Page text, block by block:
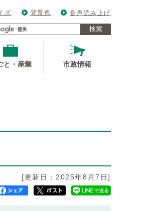
ズ 背景色 音声読み上げ
検索
と・産業 市政情報
[更新日：2025年8月7日]